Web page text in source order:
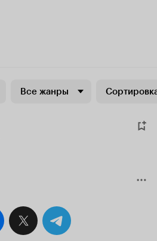
Все жанры